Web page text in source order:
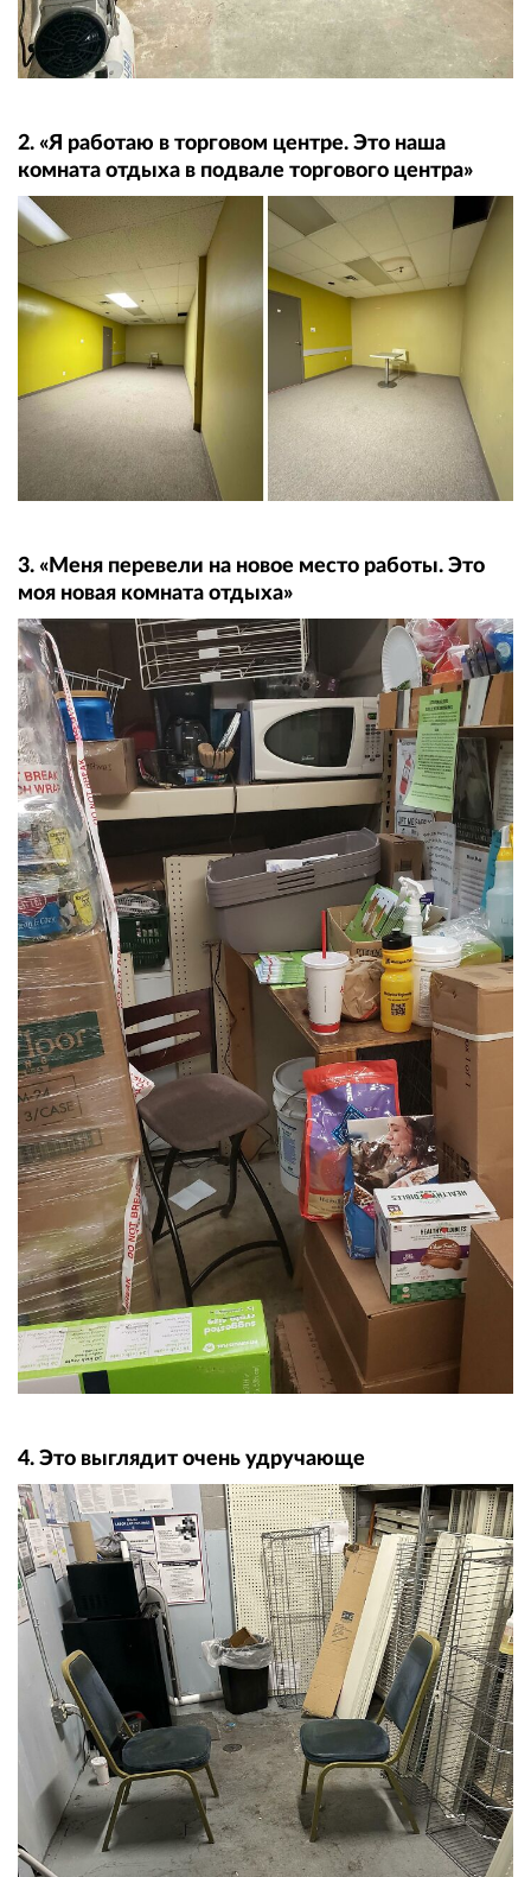
2. «Я работаю в торговом центре. Это наша
комната отдыха в подвале торгового центра»
3. «Меня перевели на новое место работы. Это
моя новая комната отдыха»
4. Это выглядит очень удручающе